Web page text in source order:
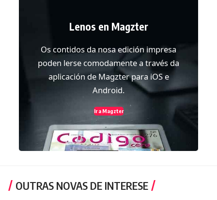
Lenos en Magzter
Os contidos da nosa edición impresa
poden lerse comodamente a través da
aplicación de Magzter para iOS e
Android.
Ir a Magzter
OUTRAS NOVAS DE INTERESE